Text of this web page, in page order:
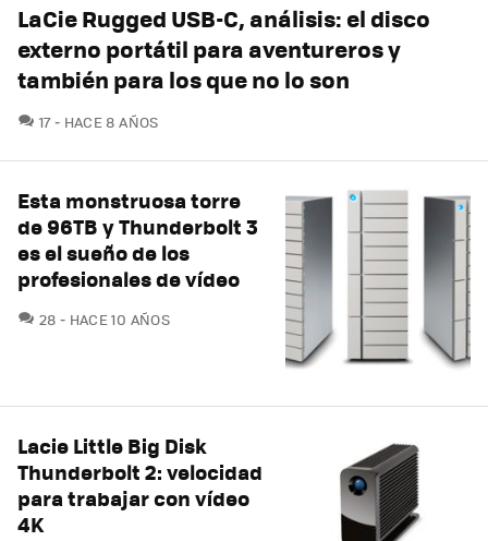
LaCie Rugged USB-C, análisis: el disco
externo portátil para aventureros y
también para los que no lo son
17COMENTARIOS
HACE 8 AÑOS
Esta monstruosa torre
de 96TB y Thunderbolt 3
es el sueño de los
profesionales de vídeo
28 COMENTARIOS
HACE 10 AÑOS
Lacie Little Big Disk
Thunderbolt 2: velocidad
para trabajar con vídeo
4K